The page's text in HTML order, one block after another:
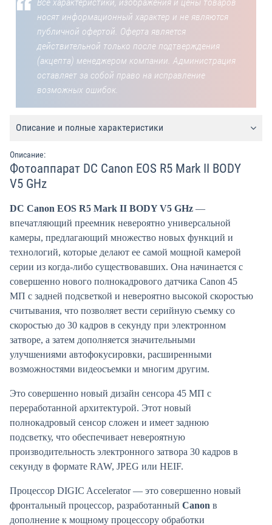
носят информационный характер и не являются
публичной офертой. Оферта является
действительной только после подтверждения
(акцепта) менеджером компании. Администрация
оставляет за собой право на исправление
возможных ошибок.
Описание и полные характеристики
Описание:
Фотоаппарат DC Canon EOS R5 Mark II BODY
V5 GHz
DC Canon EOS R5 Mark II BODY V5 GHz —
впечатляющий преемник невероятно универсальной
камеры, предлагающий множество новых функций и
технологий, которые делают ее самой мощной камерой
серии из когда-либо существовавших. Она начинается с
совершенно нового полнокадрового датчика Canon 45
МП с задней подсветкой и невероятно высокой скоростью
считывания, что позволяет вести серийную съемку со
скоростью до 30 кадров в секунду при электронном
затворе, а затем дополняется значительными
улучшениями автофокусировки, расширенными
возможностями видеосъемки и многим другим.
Это совершенно новый дизайн сенсора 45 МП с
переработанной архитектурой. Этот новый
полнокадровый сенсор сложен и имеет заднюю
подсветку, что обеспечивает невероятную
производительность электронного затвора 30 кадров в
секунду в формате RAW, JPEG или HEIF.
Процессор DIGIC Accelerator — это совершенно новый
фронтальный процессор, разработанный Canon в
дополнение к мощному процессору обработки